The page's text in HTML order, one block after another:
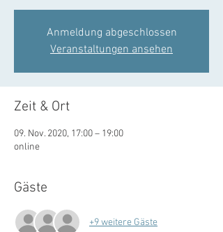
Anmeldung abgeschlossen
Veranstaltungen ansehen
Zeit & Ort
09. Nov. 2020, 17:00 – 19:00
online
Gäste
+9 weitere Gäste